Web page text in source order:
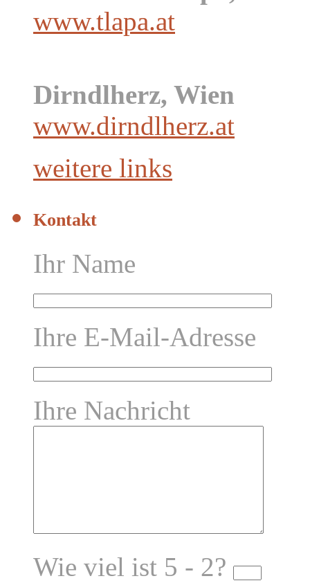
www.tlapa.at
Dirndlherz, Wien
www.dirndlherz.at
weitere links
Kontakt
Ihr Name
Ihre E-Mail-Adresse
Ihre Nachricht
Wie viel ist 5 - 2?